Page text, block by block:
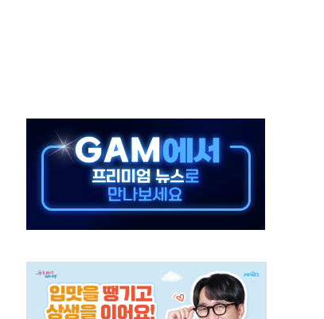
정책 확대
대학 지원사업 수행기업 선정
버리지 ETF' 관련 피고발
화점 '복합 랜드마크'로 재조성
상 채용설명회 'KIS Chat in Seoul' 개최
말 달러당 149엔 전망 外